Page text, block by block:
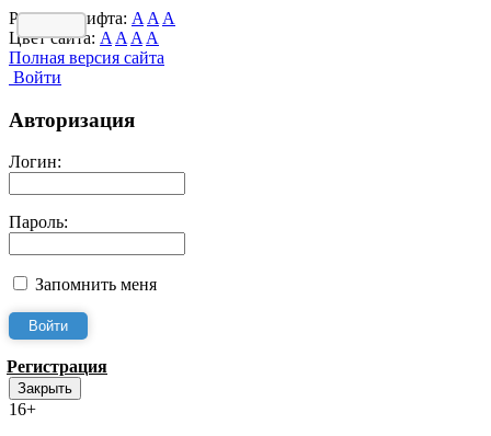
Размер шрифта: A A A
Цвет сайта: A A A A
Полная версия сайта
Войти
Авторизация
Логин:
Пароль:
Запомнить меня
Регистрация
Закрыть
16+